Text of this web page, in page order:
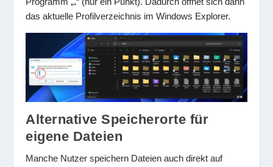
das aktuelle Profilverzeichnis im Windows Explorer.
Alternative Speicherorte für
eigene Dateien
Manche Nutzer speichern Dateien auch direkt auf